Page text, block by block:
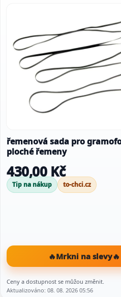
řemenová sada pro
ploché řemeny
430,00 Kč
Tip na nákup to-chci.cz
🔥Mrkni na slevy🔥
Ceny a dostupnost se můžou změnit.
Aktualizováno: 08. 08. 2026 05:56